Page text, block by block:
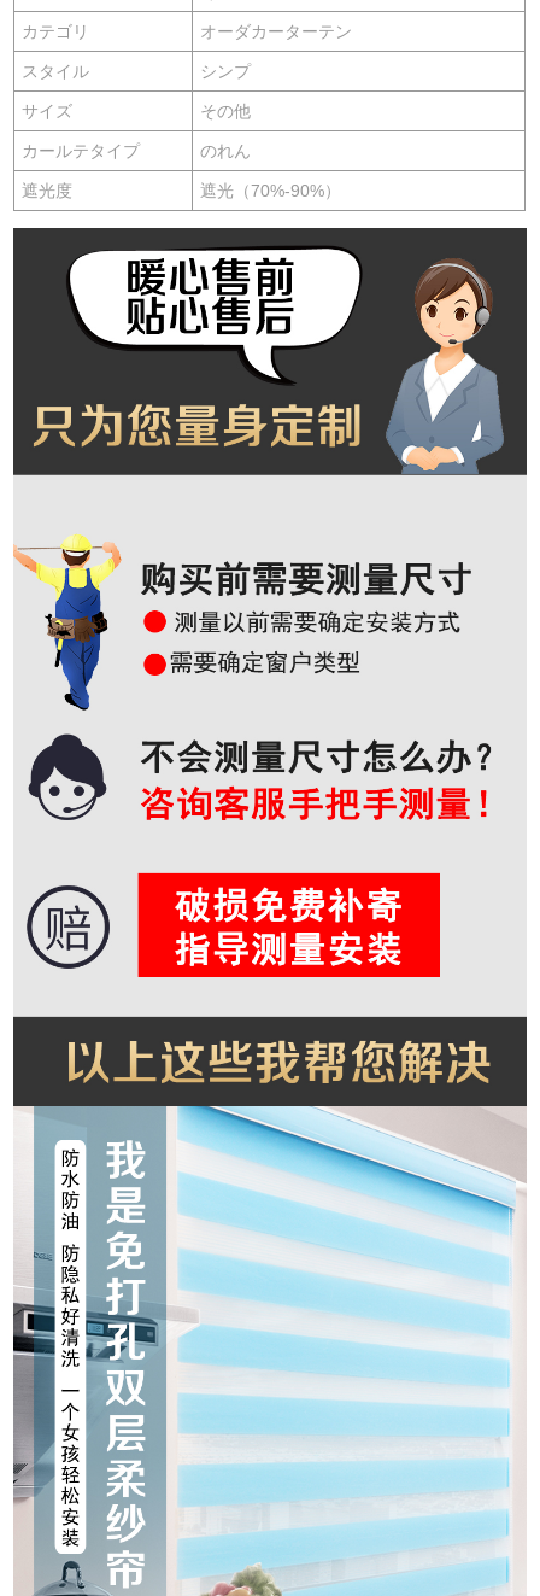
カテゴリ オーダカーターテン
スタイル シンプ
サイズ その他
カールテタイプ のれん
遮光度 遮光（70%-90%）